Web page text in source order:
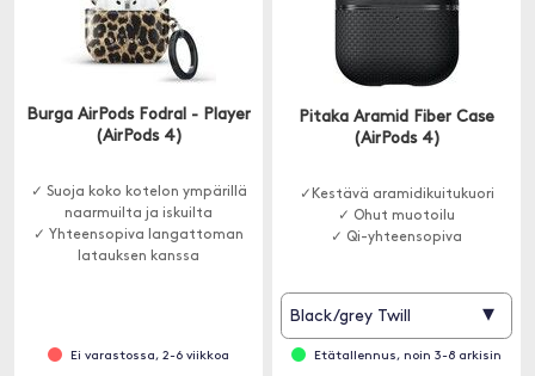
Burga AirPods Fodral - Player
(AirPods 4)
✓ Suoja koko kotelon ympärillä
naarmuilta ja iskuilta
✓ Yhteensopiva langattoman
latauksen kanssa
Ei varastossa, 2-6 viikkoa
Pitaka Aramid Fiber Case
(AirPods 4)
✓Kestävä aramidikuitukuori
✓ Ohut muotoilu
✓ Qi-yhteensopiva
Black/grey Twill ▾
Etätallennus, noin 3-8 arkisin